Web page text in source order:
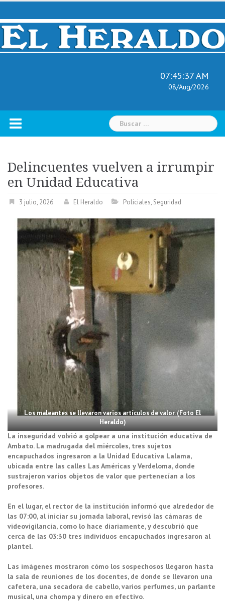
Skip
content
07:45:38 AM
08/Aug/2026
Buscar:
Delincuentes vuelven a irrumpir
en Unidad Educativa
3 julio, 2026 El Heraldo Policiales, Seguridad
Los maleantes se llevaron varios artículos de valor. (Foto El
Heraldo)
La inseguridad volvió a golpear a una institución educativa de
Ambato. La madrugada del miércoles, tres sujetos
encapuchados ingresaron a la Unidad Educativa Lalama,
ubicada entre las calles Las Américas y Verdeloma, donde
sustrajeron varios objetos de valor que pertenecían a los
profesores.
En el lugar, el rector de la institución informó que alrededor de
las 07:00, al iniciar su jornada laboral, revisó las cámaras de
videovigilancia, como lo hace diariamente, y descubrió que
cerca de las 03:30 tres individuos encapuchados ingresaron al
plantel.
Las imágenes mostraron cómo los sospechosos llegaron hasta
la sala de reuniones de los docentes, de donde se llevaron una
cafetera, una secadora de cabello, varios perfumes, un parlante
musical, una chompa y dinero en efectivo.